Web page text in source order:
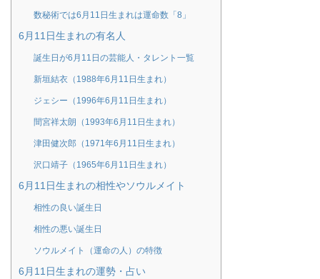
数秘術では6月11日生まれは運命数「8」
6月11日生まれの有名人
誕生日が6月11日の芸能人・タレント一覧
新垣結衣（1988年6月11日生まれ）
ジェシー（1996年6月11日生まれ）
間宮祥太朗（1993年6月11日生まれ）
津田健次郎（1971年6月11日生まれ）
沢口靖子（1965年6月11日生まれ）
6月11日生まれの相性やソウルメイト
相性の良い誕生日
相性の悪い誕生日
ソウルメイト（運命の人）の特徴
6月11日生まれの運勢・占い